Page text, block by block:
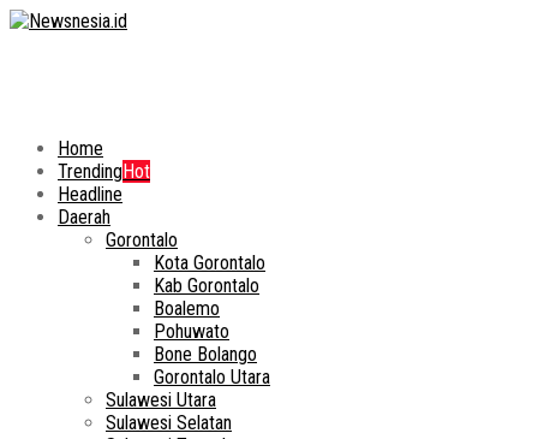
Home
TrendingHot
Headline
Daerah
Gorontalo
Kota Gorontalo
Kab Gorontalo
Boalemo
Pohuwato
Bone Bolango
Gorontalo Utara
Sulawesi Utara
Sulawesi Selatan